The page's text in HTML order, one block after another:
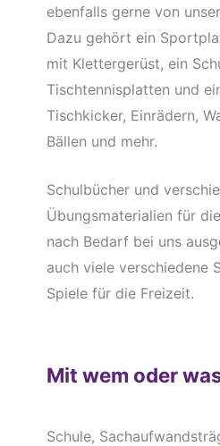
ebenfalls gerne von
Dazu gehört ein
mit Klettergerüst, ein
Tischtennisplatten und
Tischkicker, Einrädern,
Bällen und mehr.
Schulbücher und
Übungsmaterialien für
nach Bedarf bei uns
auch viele verschiedene
Spiele für die Freizeit.
Mit wem oder
Schule,